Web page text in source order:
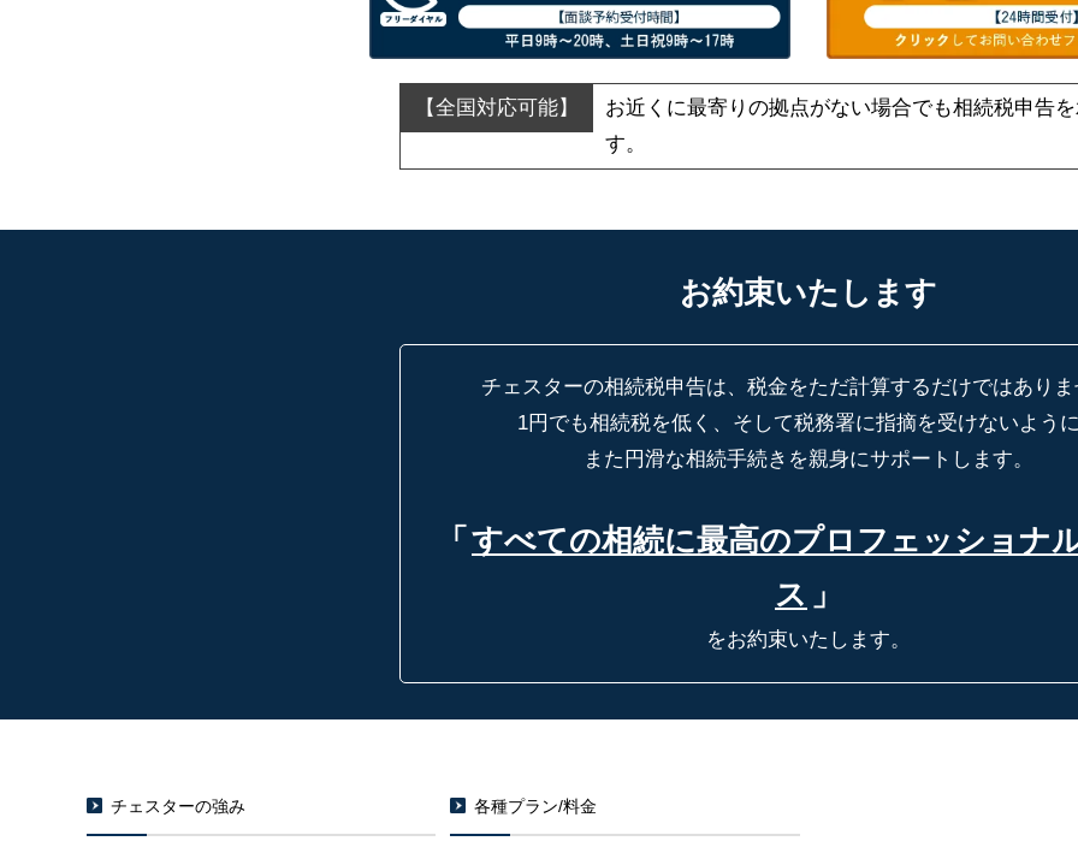
お近くに最寄りの拠点がない場合でも相続税申告
す。
お約束いたします
チェスターの相続税申告は、税金をただ計算するだけではありま
1円でも相続税を低く、そして税務署に指摘を受けないように
また円滑な相続手続きを親身にサポートします。
「 すべての相続に最高のプロフェッショナ
ス 」
をお約束いたします。
チェスターの強み 各種プラン/料金